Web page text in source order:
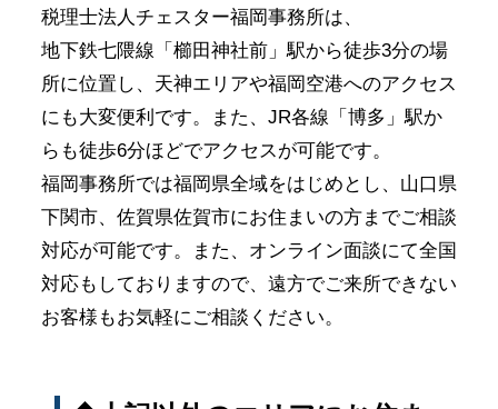
税理士法人チェスター福岡事務所は、
地下鉄七隈線「櫛田神社前」駅から徒歩3分の場
所に位置し、天神エリアや福岡空港へのアクセス
にも大変便利です。また、JR各線「博多」駅か
らも徒歩6分ほどでアクセスが可能です。
福岡事務所では福岡県全域をはじめとし、山口県
下関市、佐賀県佐賀市にお住まいの方までご相談
対応が可能です。また、オンライン面談にて全国
対応もしておりますので、遠方でご来所できない
お客様もお気軽にご相談ください。